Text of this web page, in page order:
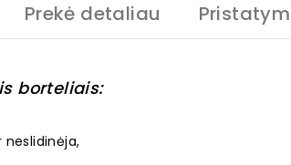
Prekė detaliau
borteliais: